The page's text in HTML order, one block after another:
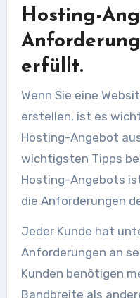
Hosting-
erfüllt.
Wenn Sie eine
erstellen, ist es
Hosting-Angebot
wichtigsten Tipps
Hosting-Angebots
die Anforderungen
Jeder Kunde hat
Anforderungen an
Kunden benötigen
Bandbreite als